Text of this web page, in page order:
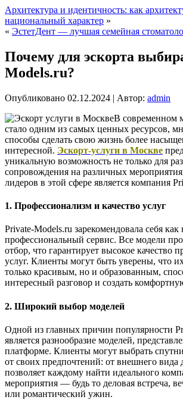
Архитектура и идентичность: как
национальный характер »
« ЭстетДент — лучшая семейная
Почему для эскорта
Models.ru?
Опубликовано 02.12.2024 | Автор: admin
В современном
стало одним из самых ценных ресурсов,
способы сделать свою жизнь более
интересной. Эскорт-услуги в Москве
уникальную возможность не только для
сопровождения на различных
лидеров в этой сфере является компания
1. Профессионализм и качество услуг
Private-Models.ru зарекомендовала себя
профессиональный сервис. Все модели
отбор, что гарантирует высокое качество
услуг. Клиенты могут быть уверены, что
только красивым, но и образованным,
интересный разговор и создать
2. Широкий выбор моделей
Одной из главных причин популярности
является разнообразие моделей,
платформе. Клиенты могут выбрать
от своих предпочтений: от внешнего вида
позволяет каждому найти идеального
мероприятия — будь то деловая встреча,
или романтический ужин.